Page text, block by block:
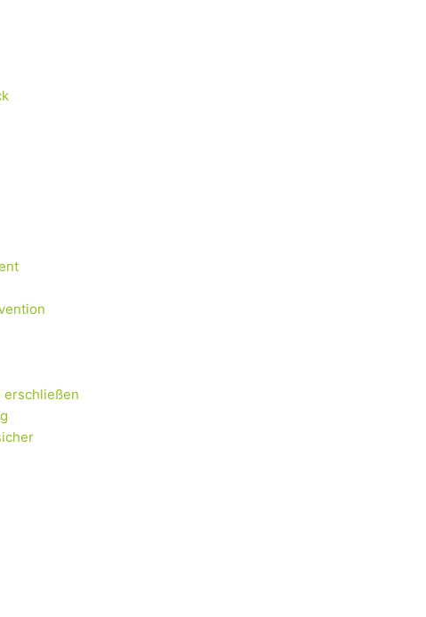
erschließen